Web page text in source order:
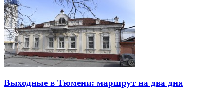
Выходные в Тюмени: маршрут на два дня